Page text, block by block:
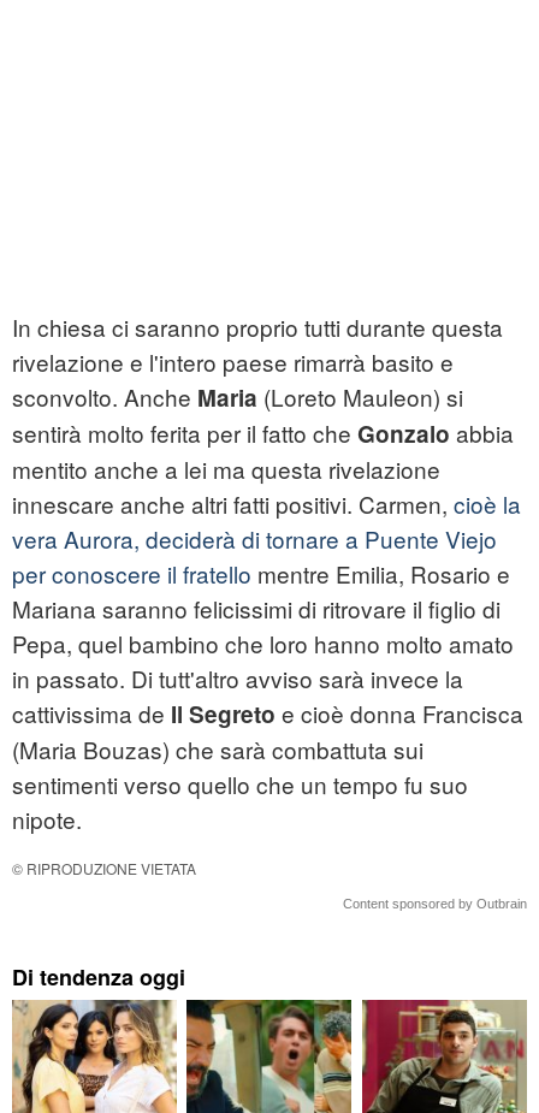
In chiesa ci saranno proprio tutti durante questa
rivelazione e l'intero paese rimarrà basito e
sconvolto. Anche Maria (Loreto Mauleon) si
sentirà molto ferita per il fatto che Gonzalo abbia
mentito anche a lei ma questa rivelazione
innescare anche altri fatti positivi. Carmen, cioè la
vera Aurora, deciderà di tornare a Puente Viejo
per conoscere il fratello mentre Emilia, Rosario e
Mariana saranno felicissimi di ritrovare il figlio di
Pepa, quel bambino che loro hanno molto amato
in passato. Di tutt'altro avviso sarà invece la
cattivissima de Il Segreto e cioè donna Francisca
(Maria Bouzas) che sarà combattuta sui
sentimenti verso quello che un tempo fu suo
nipote.
© RIPRODUZIONE VIETATA
Content sponsored by Outbrain
Di tendenza oggi